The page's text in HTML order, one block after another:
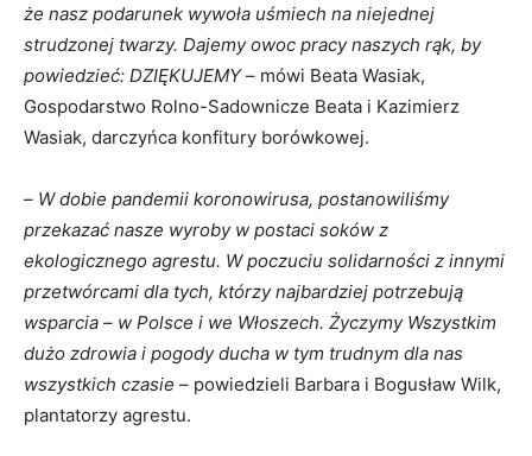
że nasz podarunek wywoła uśmiech na niejednej
strudzonej twarzy. Dajemy owoc pracy naszych rąk, by
powiedzieć: DZIĘKUJEMY– mówi Beata Wasiak,
Gospodarstwo Rolno-Sadownicze Beata i Kazimierz
Wasiak, darczyńca konfitury borówkowej.
– W dobie pandemii koronowirusa, postanowiliśmy
przekazać nasze wyroby w postaci soków z
ekologicznego agrestu. W poczuciu solidarności z innymi
przetwórcami dla tych, którzy najbardziej potrzebują
wsparcia – w Polsce i we Włoszech. Życzymy Wszystkim
dużo zdrowia i pogody ducha w tym trudnym dla nas
wszystkich czasie – powiedzieli Barbara i Bogusław Wilk,
plantatorzy agrestu.